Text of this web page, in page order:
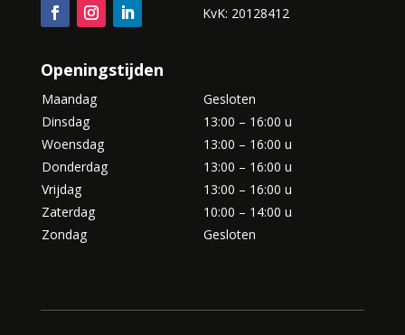
KvK: 20128412
Openingstijden
Maandag
Dinsdag
Woensdag
Donderdag
Vrijdag
Zaterdag
Zondag
Gesloten
13:00 – 16:00 u
13:00 – 16:00 u
13:00 – 16:00 u
13:00 – 16:00 u
10:00 – 14:00 u
Gesloten